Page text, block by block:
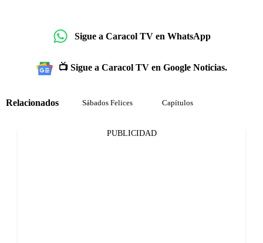
Sigue a Caracol TV en WhatsApp
📺 Sigue a Caracol TV en Google Noticias.
Relacionados Sábados Felices Capítulos
PUBLICIDAD